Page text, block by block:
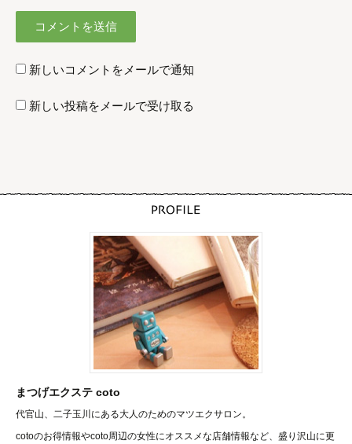
新しいコメントをメールで通知
新しい投稿をメールで受け取る
まつげエクステ coto
代官山、二子玉川にある大人のためのマツエクサロン。
cotoのお得情報やcoto周辺の女性にオススメな店舗情報など、盛り沢山に更